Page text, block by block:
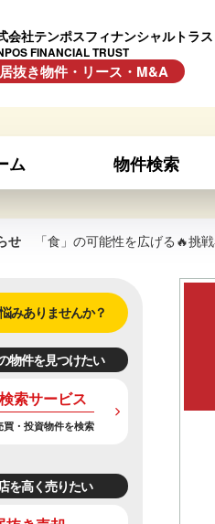
会社テンポスフィナンシャルトラス
FINANCIAL TRUST
抜き物件・リース・M&A
ム 物件検索
せ 「食」の可能性を広げる🔥挑
みありませんか？
物件を見つけたい
索サービス
買・投資物件を検索
を高く売りたい